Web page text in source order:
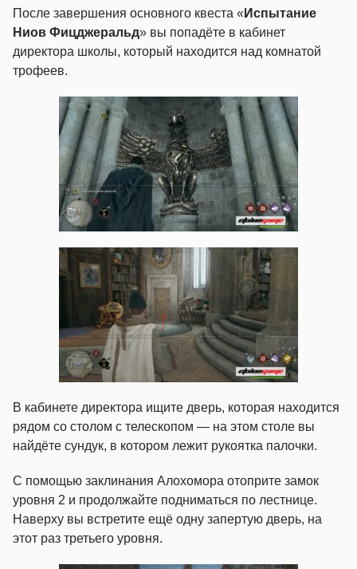
После завершения основного квеста « Испытание
Ниов Фицджеральд» вы попадёте в кабинет
директора школы, который находится над комнатой
трофеев.
В кабинете директора ищите дверь, которая находится
рядом со столом с телескопом — на этом столе вы
найдёте сундук, в котором лежит рукоятка палочки.
С помощью заклинания Алохомора отоприте замок
уровня 2 и продолжайте подниматься по лестнице.
Наверху вы встретите ещё одну запертую дверь, на
этот раз третьего уровня.